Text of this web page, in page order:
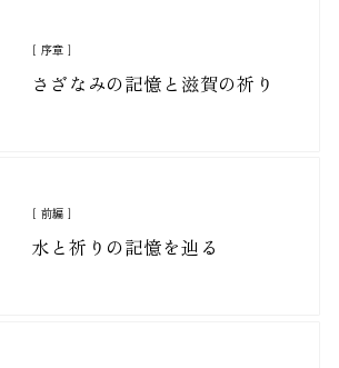
[ 序章 ]
さざなみの記憶と滋賀の祈り
[ 前編 ]
水と祈りの記憶を辿る